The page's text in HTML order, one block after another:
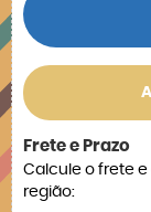
Frete e Prazo
Calcule o frete
região: